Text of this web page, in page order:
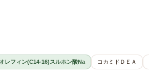
オレフィン(C14-16)スルホン酸Na コカミドＤＥＡ